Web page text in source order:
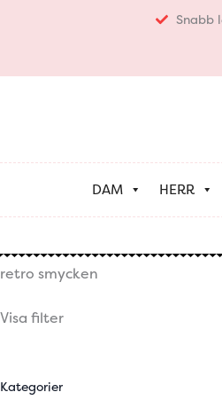
Snabb
DAM HERR
retro smycken
Visa filter
Kategorier